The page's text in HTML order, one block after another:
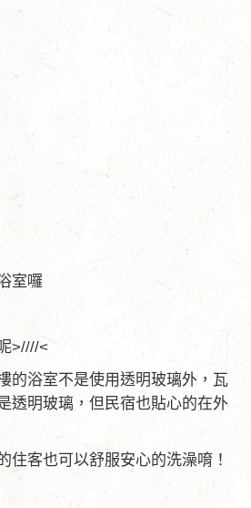
室囉
>////<
的浴室不是使用透明玻璃外，瓦
透明玻璃，但民宿也貼心的在外
住客也可以舒服安心的洗澡唷！